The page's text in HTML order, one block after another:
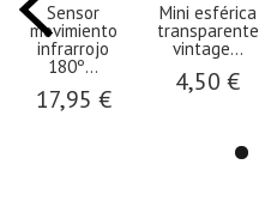
Sensor
movimiento
infrarrojo
180º...
17,95 €
Mini esférica
transparente
vintage...
4,50 €